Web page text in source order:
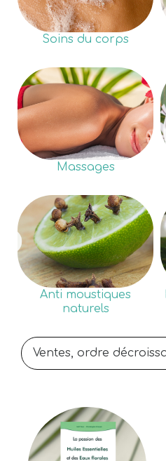
Soins du corps
Massages
Anti moustiques
naturels